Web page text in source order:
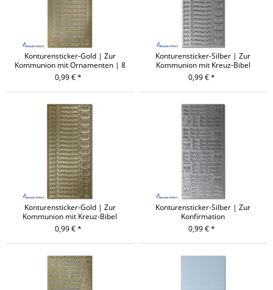
Konturensticker-Gold | Zur
Kommunion mit Ornamenten | 8
mm
0,99 € *
Konturensticker-Silber | Zur
Kommunion mit Kreuz-Bibel
0,99 € *
Konturensticker-Gold | Zur
Kommunion mit Kreuz-Bibel
0,99 € *
Konturensticker-Silber | Zur
Konfirmation
0,99 € *